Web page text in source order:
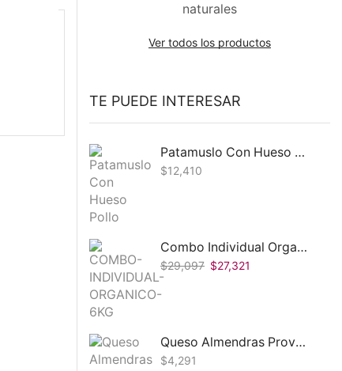
naturales
Ver todos los productos
TE PUEDE INTERESAR
Patamuslo Con Hueso Pollo Pastoril Coeco 1Paq.
$12,410
Combo Individual Organico 6Kg
$29,097 $27,321
Queso Almendras Provolone Felices Las Vacas 250G
$4,291